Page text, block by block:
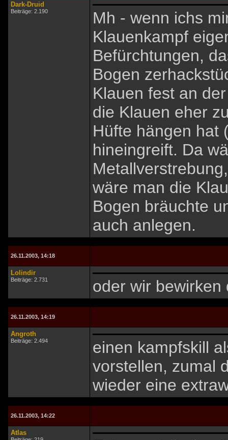
Dark-Druid
Beiträge: 2.190
Mh - wenn ichs
Klauenkampf
Befürchtungen,
Bogen
Klauen fest an
die Klauen eher
Hüfte hängen hat
hineingreift. Da
wäre man die
Bogen bräuchte
auch anlegen.
26.11.2003, 14:18
Lolindir
Beiträge: 2.731 oder wir bewirken
26.11.2003, 14:19
Angroth
Beiträge: 2.494
einen kampfskill
vorstellen, zumal
wieder eine
26.11.2003, 14:22
Atlas